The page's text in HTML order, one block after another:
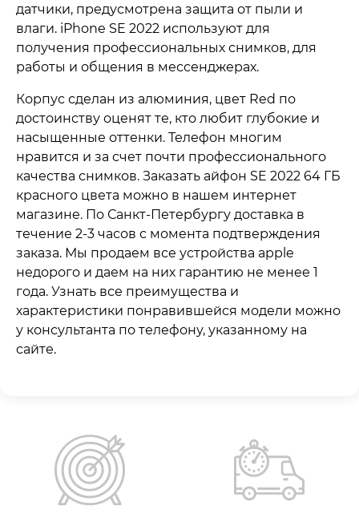
датчики, предусмотрена защита от пыли и
влаги. iPhone SE 2022 используют для
получения профессиональных снимков, для
работы и общения в мессенджерах.
Корпус сделан из алюминия, цвет Red по
достоинству оценят те, кто любит глубокие и
насыщенные оттенки. Телефон многим
нравится и за счет почти профессионального
качества снимков. Заказать айфон SE 2022 64 ГБ
красного цвета можно в нашем интернет
магазине. По Санкт-Петербургу доставка в
течение 2-3 часов с момента подтверждения
заказа. Мы продаем все устройства apple
недорого и даем на них гарантию не менее 1
года. Узнать все преимущества и
характеристики понравившейся модели можно
у консультанта по телефону, указанному на
сайте.